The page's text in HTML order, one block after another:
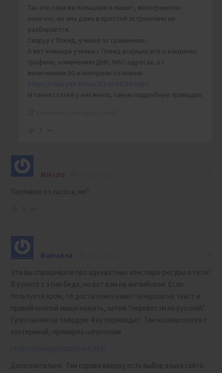
Так это сама же Кольцова и пишет, малограмотно
конечно, но она даже в простой астрономии не
разбирается.
Сваруу с Плеяд, учёная по сравнению..
А вот команда учёных с Плеяд вскрыла всё о вакцинах,
графене, изменениях ДНК, MAC-адресах, а с
включением 5G и контроле сознания:
https://raskrytie.forum2x2.ru/t4756-topic
И таких статей у них много, самую подробную приводил.
2
Mihido
Поплавок от насоса, не?
5
Rumanna
Это вы спрашивали про адекватные конспиро-ресуры в сети?
В рунэте с этим беда, но вот вам на английском. Если
пользуете хром, то достаточно навести курсор на текст и
правой кнопой мыши нажать, затем “перевести на русский”.
Гугел нынче на твёрдую 4-ку переводит. Там коспирология с
эзотерикой, примерно напополам.
Дополнительно. Там справа вверху есть выбор языка сайта.